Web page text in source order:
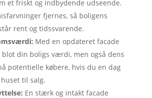
et friskt og indbydende udseende.
fjernes, så boligens
rent og tidssvarende.
Med en opdateret facade
blot din boligs værdi, men også dens
potentielle købere, hvis du en dag
til salg.
En stærk og intakt facade